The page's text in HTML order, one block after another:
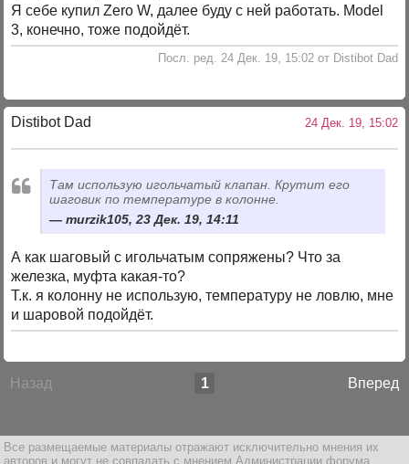
Я себе купил Zero W, далее буду с ней работать. Model
3, конечно, тоже подойдёт.
Посл. ред. 24 Дек. 19, 15:02 от Distibot Dad
Distibot Dad 24 Дек. 19, 15:02
Там использую игольчатый клапан. Крутит его
шаговик по температуре в колонне.
murzik105, 23 Дек. 19, 14:11
А как шаговый с игольчатым сопряжены? Что за
железка, муфта какая-то?
Т.к. я колонну не использую, температуру не ловлю, мне
и шаровой подойдёт.
Назад Вперед
1
Все размещаемые материалы отражают исключительно мнения их
авторов и могут не совпадать с мнением Администрации форума